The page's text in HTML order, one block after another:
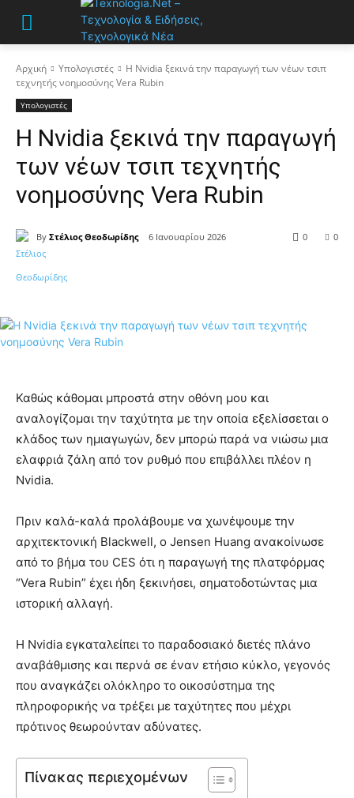
Αρχική Υπολογιστές
Η Nvidia ξεκινά την παραγωγή των νέων τσιπ
τεχνητής νοημοσύνης Vera Rubin
Υπολογιστές
Η Nvidia ξεκινά την παραγωγή
των νέων τσιπ τεχνητής
νοημοσύνης Vera Rubin
By Στέλιος Θεοδωρίδης 6 Ιανουαρίου 2026 0
0
Καθώς κάθομαι μπροστά στην οθόνη μου και
αναλογίζομαι την ταχύτητα με την οποία εξελίσσεται ο
κλάδος των ημιαγωγών, δεν μπορώ παρά να νιώσω μια
ελαφριά ζάλη από τον ρυθμό που επιβάλλει πλέον η
Nvidia.
Πριν καλά-καλά προλάβουμε να χωνέψουμε την
αρχιτεκτονική Blackwell, ο Jensen Huang ανακοίνωσε
από το βήμα του CES ότι η παραγωγή της πλατφόρμας
“Vera Rubin” έχει ήδη ξεκινήσει, σηματοδοτώντας μια
ιστορική αλλαγή.
Η Nvidia εγκαταλείπει το παραδοσιακό διετές πλάνο
αναβάθμισης και περνά σε έναν ετήσιο κύκλο, γεγονός
που αναγκάζει ολόκληρο το οικοσύστημα της
πληροφορικής να τρέξει με ταχύτητες που μέχρι
πρότινος θεωρούνταν αδύνατες.
Πίνακας περιεχομένων